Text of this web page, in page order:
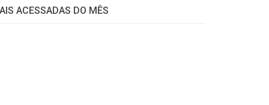
ACESSADAS DO MÊS